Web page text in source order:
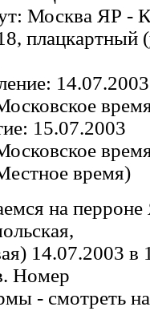
Москва ЯР -
плацкартный
14.07.2003
15.07.2003
время)
на
14.07.2003
Номер
- смотреть